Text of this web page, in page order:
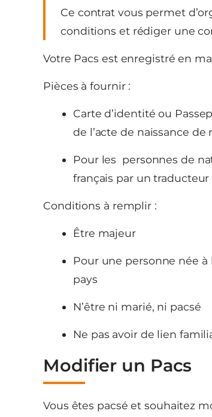
Ce contrat vous permet
conditions et rédiger une
Votre Pacs est enregistré en
Pièces à fournir :
Carte d’identité ou
de l’acte de naissance de
Pour les personnes de
français par un traducteur
Conditions à remplir :
Être majeur
Pour une personne née à
pays
N’être ni marié, ni pacsé
Ne pas avoir de lien
Modifier un Pacs
Vous êtes pacsé et souhaitez